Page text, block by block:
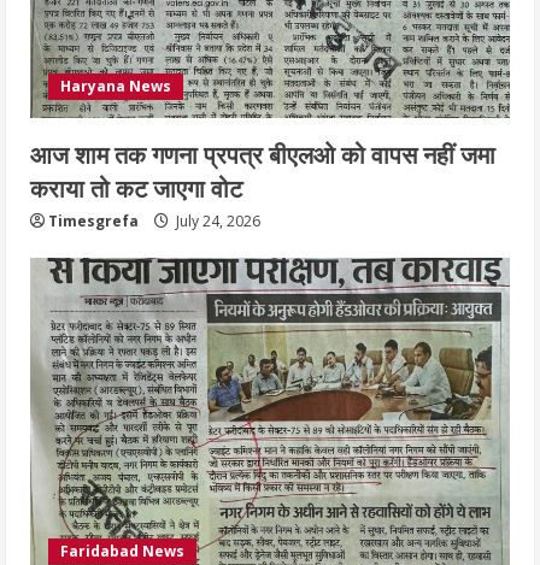
Haryana News
आज शाम तक गणना प्रपत्र बीएलओ को वापस नहीं जमा
कराया तो कट जाएगा वोट
Timesgrefa July 24, 2026
Faridabad News